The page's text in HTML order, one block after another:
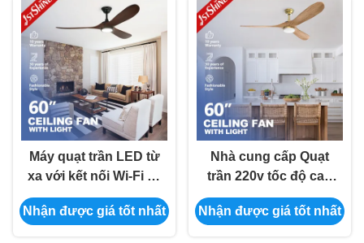
Máy quạt trần LED từ
xa với kết nối Wi-Fi và
tùy chọn tùy chỉnh
Nhận được giá tốt nhất
Nhà cung cấp Quạt
trần 220v tốc độ cao
Đen hiện đại Bldc
động cơ gỗ LED Quạt
Nhận được giá tốt nhất